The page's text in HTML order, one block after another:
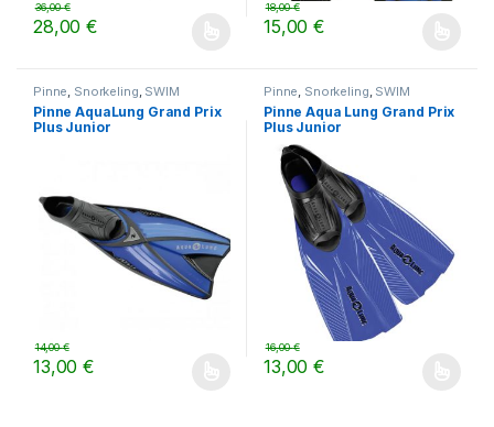
28,00€
36,00€
Questo prodotto ha più varianti. Le opzioni possono essere
15,00€
18,00€
Questo prodotto ha più
Pinne, Snorkeling, SWIM
Pinne AquaLung Grand Prix
Plus Junior
13,00€
14,00€
Questo prodotto ha più varianti. Le opzioni possono essere
Pinne, Snorkeling, SWIM
Pinne Aqua Lung Grand Prix
Plus Junior
13,00€
16,00€
Questo prodotto ha più